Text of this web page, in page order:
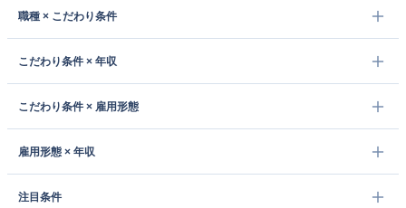
職種 × こだわり条件
こだわり条件 × 年収
こだわり条件 × 雇用形態
雇用形態 × 年収
注目条件